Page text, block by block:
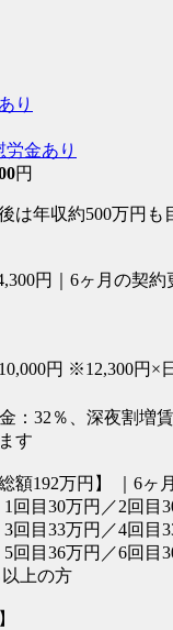
り
労金あり
円
は年収約500万円も
円｜6ヶ月の契
円 ※12,300円×
：32％、深夜割増
す
額192万円】 ｜6ヶ
回目30万円／2回目
回目33万円／4回目
回目36万円／6回目
上の方